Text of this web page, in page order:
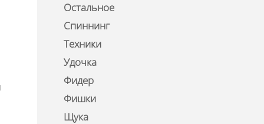
Остальное
Спиннинг
Техники
Удочка
Фидер
Фишки
Щука